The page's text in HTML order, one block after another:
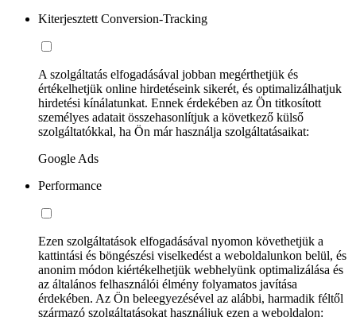
Kiterjesztett Conversion-Tracking
A szolgáltatás elfogadásával jobban megérthetjük és
értékelhetjük online hirdetéseink sikerét, és optimalizálhatjuk
hirdetési kínálatunkat. Ennek érdekében az Ön titkosított
személyes adatait összehasonlítjuk a következő külső
szolgáltatókkal, ha Ön már használja szolgáltatásaikat:
Google Ads
Performance
Ezen szolgáltatások elfogadásával nyomon követhetjük a
kattintási és böngészési viselkedést a weboldalunkon belül, és
anonim módon kiértékelhetjük webhelyünk optimalizálása és
az általános felhasználói élmény folyamatos javítása
érdekében. Az Ön beleegyezésével az alábbi, harmadik féltől
származó szolgáltatásokat használjuk ezen a weboldalon: